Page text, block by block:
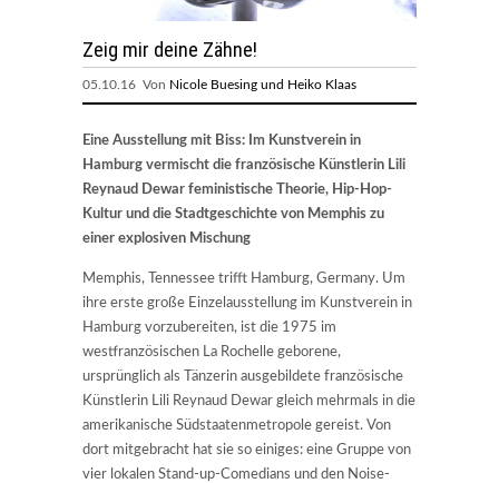
Zeig mir deine Zähne!
05.10.16 Von Nicole Buesing und Heiko Klaas
Eine Ausstellung mit Biss: Im Kunstverein in
Hamburg vermischt die französische Künstlerin Lili
Reynaud Dewar feministische Theorie, Hip-Hop-
Kultur und die Stadtgeschichte von Memphis zu
einer explosiven Mischung
Memphis, Tennessee trifft Hamburg, Germany. Um
ihre erste große Einzelausstellung im Kunstverein in
Hamburg vorzubereiten, ist die 1975 im
westfranzösischen La Rochelle geborene,
ursprünglich als Tänzerin ausgebildete französische
Künstlerin Lili Reynaud Dewar gleich mehrmals in die
amerikanische Südstaatenmetropole gereist. Von
dort mitgebracht hat sie so einiges: eine Gruppe von
vier lokalen Stand-up-Comedians und den Noise-